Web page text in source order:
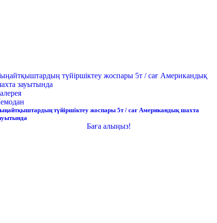
түйіршіктеу жоспары 5т / сағ Американдық
зауытында
түйіршіктеу жоспары 5т / сағ Американдық шахта
Баға алыңыз!